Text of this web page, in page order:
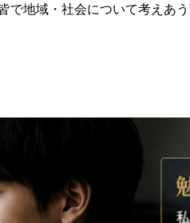
地域・社会について考えあ